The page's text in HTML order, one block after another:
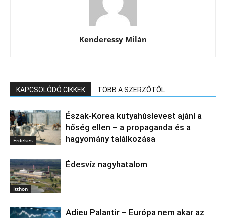
Kenderessy Milán
KAPCSOLÓDÓ CIKKEK TÖBB A SZERZŐTŐL
Érdekes
Észak‑Korea kutyahúslevest ajánl a
hőség ellen – a propaganda és a
hagyomány találkozása
Itthon
Édesvíz nagyhatalom
Adieu Palantir – Európa nem akar az